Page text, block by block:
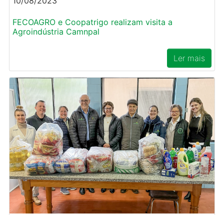
FECOAGRO e Coopatrigo realizam visita a
Agroindústria Camnpal
Ler mais